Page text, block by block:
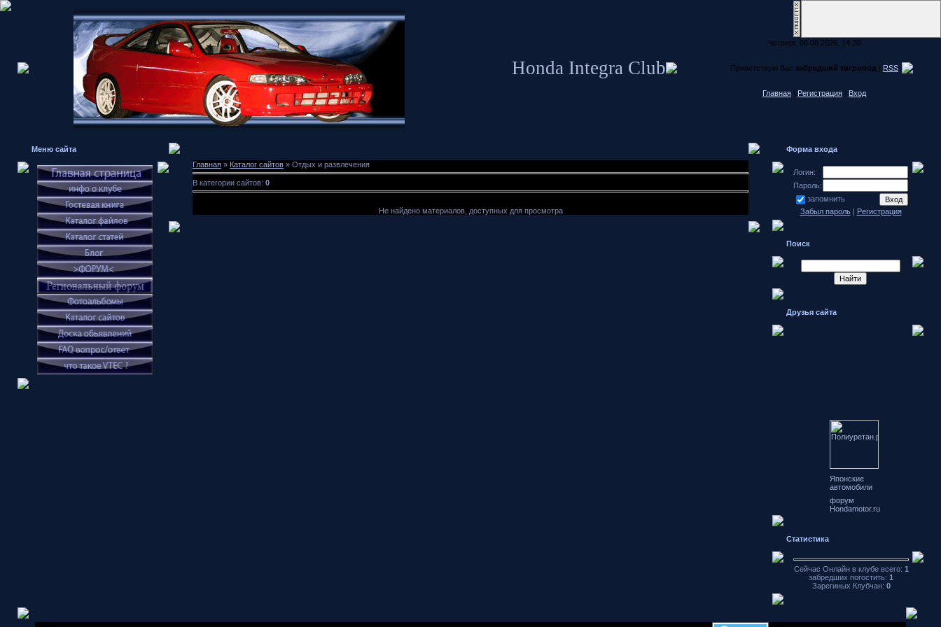
Honda Integra Club
Четверг, 06.08.2026, 14:20
Приветствую Вас забредший тигровод | RSS
Главная | Регистрация | Вход
Меню сайта
Главная » Каталог сайтов » Отдых и развлечения
В категории сайтов: 0
Не найдено материалов, доступных для просмотра
Форма входа
Логин:
Пароль:
запомнить
Забыл пароль| Регистрация
Поиск
Друзья сайта
Японские
автомобили
форум
Hondamotor.ru
частное фото
фотографий
Статистика
Сейчас Онлайн в клубе всего: 1
забредших погостить: 1
Зарегиных Клубчан: 0